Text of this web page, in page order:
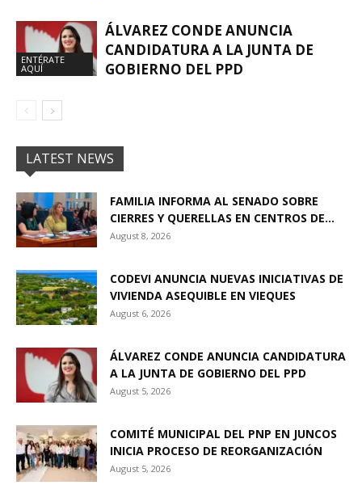
ENTÉRATE
AQUÍ
ÁLVAREZ CONDE ANUNCIA
CANDIDATURA A LA JUNTA DE
GOBIERNO DEL PPD
LATEST NEWS
FAMILIA INFORMA AL SENADO SOBRE
CIERRES Y QUERELLAS EN CENTROS DE...
August 8, 2026
CODEVI ANUNCIA NUEVAS INICIATIVAS DE
VIVIENDA ASEQUIBLE EN VIEQUES
August 6, 2026
ÁLVAREZ CONDE ANUNCIA CANDIDATURA
A LA JUNTA DE GOBIERNO DEL PPD
August 5, 2026
COMITÉ MUNICIPAL DEL PNP EN JUNCOS
INICIA PROCESO DE REORGANIZACIÓN
August 5, 2026